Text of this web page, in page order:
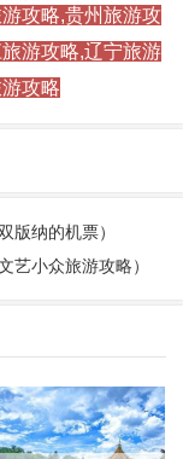
攻略,贵州旅游攻
游攻略,辽宁旅游
攻略
版纳的机票）
艺小众旅游攻略）